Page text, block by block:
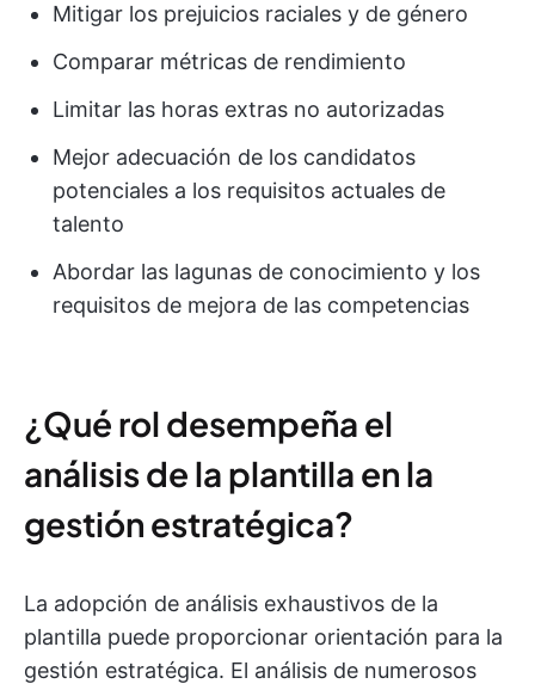
Mitigar los prejuicios raciales y de género
Comparar métricas de rendimiento
Limitar las horas extras no autorizadas
Mejor adecuación de los candidatos
potenciales a los requisitos actuales de
talento
Abordar las lagunas de conocimiento y los
requisitos de mejora de las competencias
¿Qué rol desempeña el
análisis de la plantilla en la
gestión estratégica?
La adopción de análisis exhaustivos de la
plantilla puede proporcionar orientación para la
gestión estratégica. El análisis de numerosos